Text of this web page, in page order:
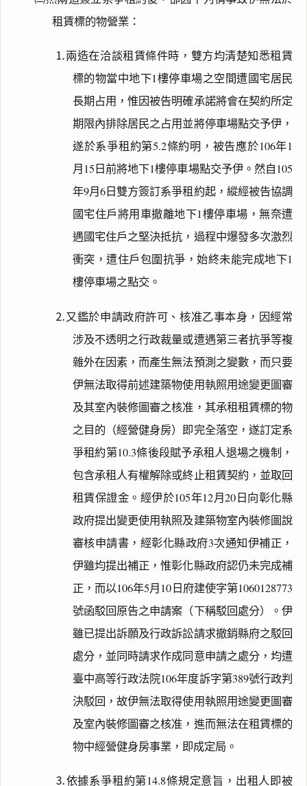
租賃標的物營業：
⒈兩造在洽談租賃條件時，雙方均清楚知悉租賃
標的物當中地下1樓停車場之空間遭國宅居民
長期占用，惟因被告明確承諾將會在契約所定
期限內排除居民之占用並將停車場點交予伊，
遂於系爭租約第5.2條約明，被告應於106年1
月15日前將地下1樓停車場點交予伊。然自105
年9月6日雙方簽訂系爭租約起，縱經被告協調
國宅住戶將用車撤離地下1樓停車場，無奈遭
遇國宅住戶之堅決抵抗，過程中爆發多次激烈
衝突，遭住戶包圍抗爭，始終未能完成地下1
樓停車場之點交。
⒉又鑑於申請政府許可、核准乙事本身，因經常
涉及不透明之行政裁量或遭遇第三者抗爭等複
雜外在因素，而產生無法預測之變數，而只要
伊無法取得前述建築物使用執照用途變更圖審
及其室內裝修圖審之核准，其承租租賃標的物
之目的（經營健身房）即完全落空，遂訂定系
爭租約第10.3條後段賦予承租人退場之機制，
包含承租人有權解除或終止租賃契約，並取回
租賃保證金。經伊於105年12月20日向彰化縣
政府提出變更使用執照及建築物室內裝修圖說
審核申請書，經彰化縣政府3次通知伊補正，
伊雖均提出補正，惟彰化縣政府認仍未完成補
正，而以106年5月10日府建使字第1060128773
號函駁回原告之申請案（下稱駁回處分）。伊
雖已提出訴願及行政訴訟請求撤銷縣府之駁回
處分，並同時請求作成同意申請之處分，均遭
臺中高等行政法院106年度訴字第389號行政判
決駁回，故伊無法取得使用執照用途變更圖審
及室內裝修圖審之核准，進而無法在租賃標的
物中經營健身房事業，即成定局。
⒊依據系爭租約第14.8條規定意旨，出租人即被